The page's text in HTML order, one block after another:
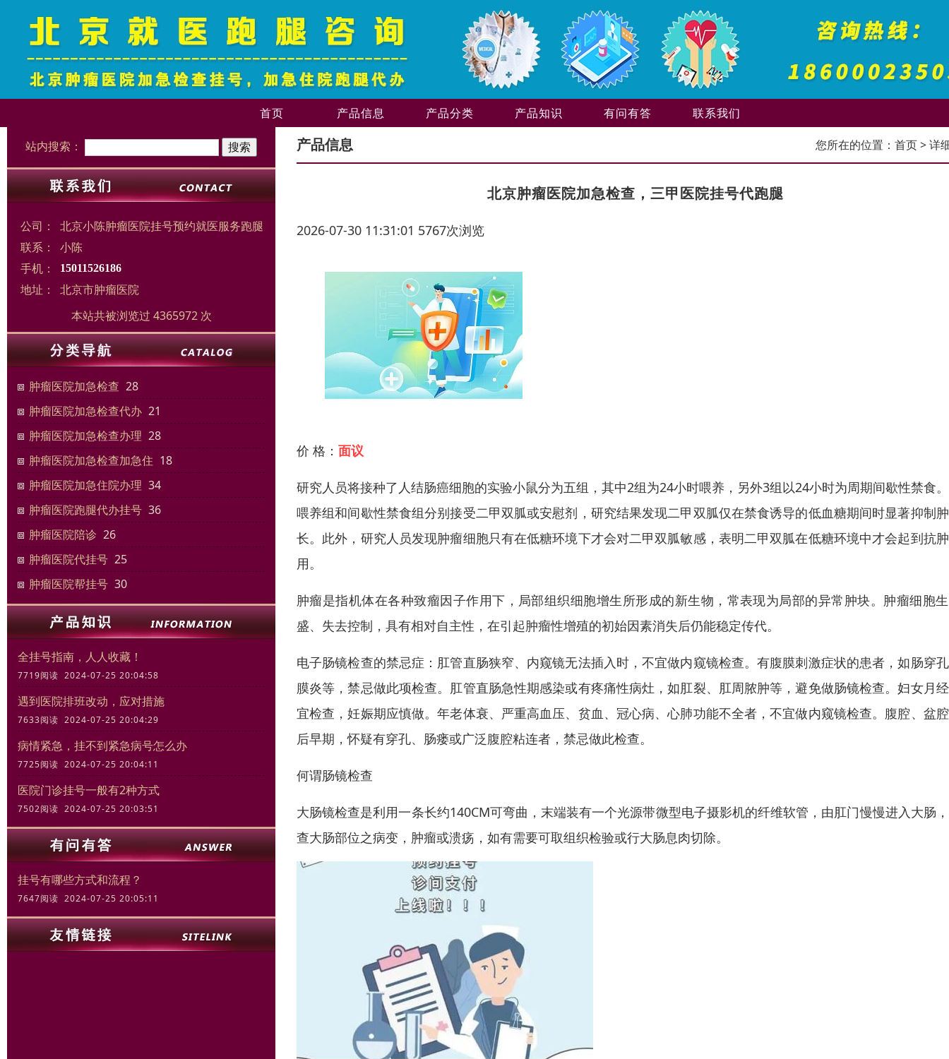
首页 产品信息 产品分类 产品知识 有问有答 联系我们
站内搜索：
公司：
北京小陈肿瘤医院挂号预约就医服务跑腿
联系：
小陈
手机：
15011526186
地址：
北京市肿瘤医院
本站共被浏览过 4365972 次
肿瘤医院加急检查 28
肿瘤医院加急检查代办 21
肿瘤医院加急检查办理 28
肿瘤医院加急检查加急住 18
肿瘤医院加急住院办理 34
肿瘤医院跑腿代办挂号 36
肿瘤医院陪诊 26
肿瘤医院代挂号 25
肿瘤医院帮挂号 30
全挂号指南，人人收藏！
7719阅读 2024-07-25 20:04:58
遇到医院排班改动，应对措施
7633阅读 2024-07-25 20:04:29
病情紧急，挂不到紧急病号怎么办
7725阅读 2024-07-25 20:04:11
医院门诊挂号一般有2种方式
7502阅读 2024-07-25 20:03:51
挂号有哪些方式和流程？
7647阅读 2024-07-25 20:05:11
产品信息 您所在的位置： 首页> 详
北京肿瘤医院加急检查，三甲医院挂号代跑腿
2026-07-30 11:31:01 5767次浏览
价 格： 面议
研究人员将接种了人结肠癌细胞的实验小鼠分为五组，其中2组为24小时喂养，另外3组以24小时为周期间歇性禁食
喂养组和间歇性禁食组分别接受二甲双胍或安慰剂，研究结果发现二甲双胍仅在禁食诱导的低血糖期间时显著抑制
长。此外，研究人员发现肿瘤细胞只有在低糖环境下才会对二甲双胍敏感，表明二甲双胍在低糖环境中才会起到抗
用。
肿瘤是指机体在各种致瘤因子作用下，局部组织细胞增生所形成的新生物，常表现为局部的异常肿块。肿瘤细胞
盛、失去控制，具有相对自主性，在引起肿瘤性增殖的初始因素消失后仍能稳定传代。
电子肠镜检查的禁忌症：肛管直肠狭窄、内窥镜无法插入时，不宜做内窥镜检查。有腹膜刺激症状的患者，如肠穿
膜炎等，禁忌做此项检查。肛管直肠急性期感染或有疼痛性病灶，如肛裂、肛周脓肿等，避免做肠镜检查。妇女月
宜检查，妊娠期应慎做。年老体衰、严重高血压、贫血、冠心病、心肺功能不全者，不宜做内窥镜检查。腹腔、盆
后早期，怀疑有穿孔、肠瘘或广泛腹腔粘连者，禁忌做此检查。
何谓肠镜检查
大肠镜检查是利用一条长约140CM可弯曲，末端装有一个光源带微型电子摄影机的纤维软管，由肛门慢慢进入大肠
查大肠部位之病变，肿瘤或溃疡，如有需要可取组织检验或行大肠息肉切除。